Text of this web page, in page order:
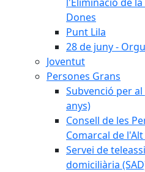
Dones
Punt Lila
28 de juny -
Joventut
Persones Grans
Subvenció per
anys)
Consell de les
Comarcal de
Servei de
domiciliària